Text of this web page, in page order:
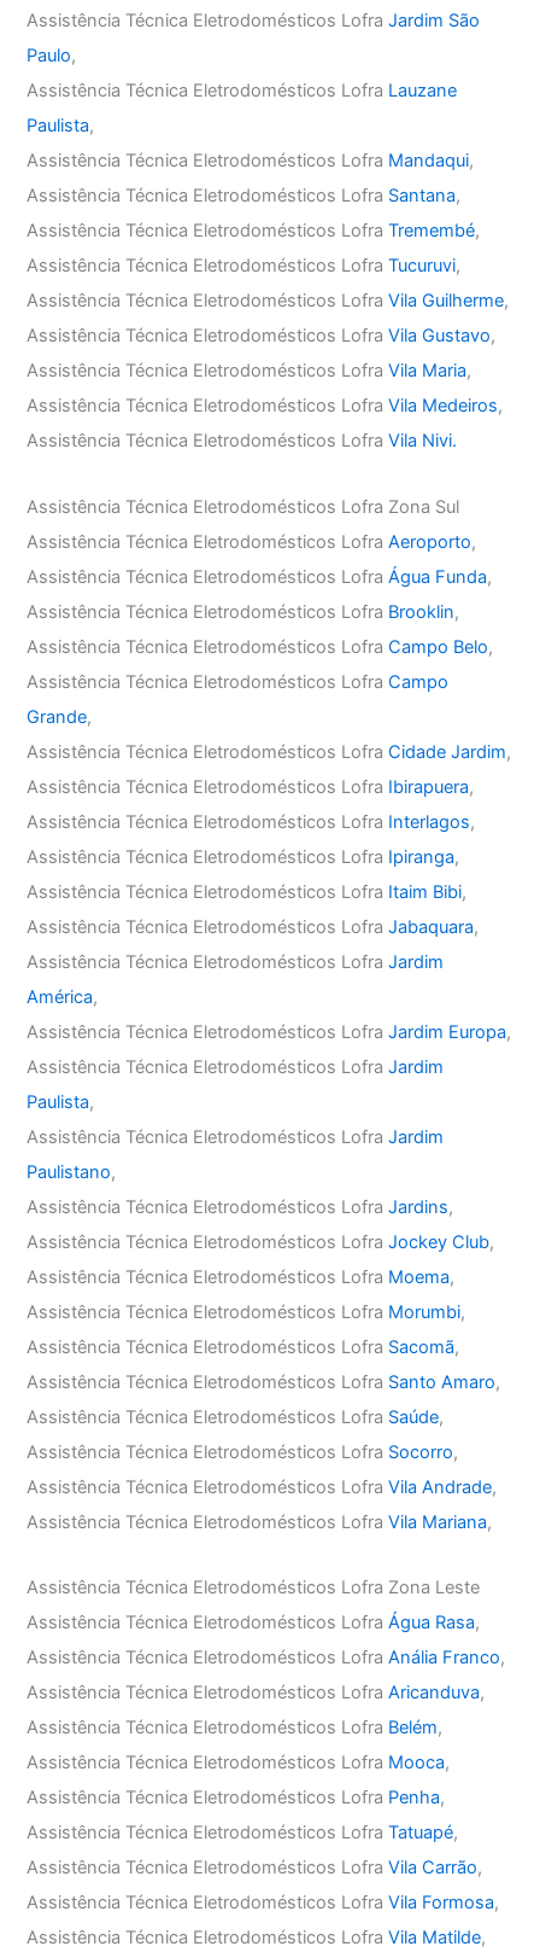
Assistência Técnica Eletrodomésticos LofraJardim São
Paulo,
Assistência Técnica Eletrodomésticos Lofra Lauzane
Paulista,
Assistência Técnica Eletrodomésticos Lofra Mandaqui,
Assistência Técnica Eletrodomésticos Lofra Santana,
Assistência Técnica Eletrodomésticos LofraTremembé,
Assistência Técnica Eletrodomésticos LofraTucuruvi,
Assistência Técnica Eletrodomésticos LofraVila Guilherme,
Assistência Técnica Eletrodomésticos LofraVila Gustavo,
Assistência Técnica Eletrodomésticos LofraVila Maria,
Assistência Técnica Eletrodomésticos LofraVila Medeiros,
Assistência Técnica Eletrodomésticos LofraVila Nivi.
Assistência Técnica Eletrodomésticos Lofra Zona Sul
Assistência Técnica Eletrodomésticos LofraAeroporto,
Assistência Técnica Eletrodomésticos LofraÁgua Funda,
Assistência Técnica Eletrodomésticos Lofra Brooklin,
Assistência Técnica Eletrodomésticos LofraCampo Belo,
Assistência Técnica Eletrodomésticos LofraCampo
Grande,
Assistência Técnica Eletrodomésticos LofraCidade Jardim,
Assistência Técnica Eletrodomésticos Lofra Ibirapuera,
Assistência Técnica Eletrodomésticos Lofra Interlagos,
Assistência Técnica Eletrodomésticos Lofra Ipiranga,
Assistência Técnica Eletrodomésticos Lofra Itaim Bibi,
Assistência Técnica Eletrodomésticos LofraJabaquara,
Assistência Técnica Eletrodomésticos LofraJardim
América,
Assistência Técnica Eletrodomésticos LofraJardim Europa,
Assistência Técnica Eletrodomésticos LofraJardim
Paulista,
Assistência Técnica Eletrodomésticos LofraJardim
Paulistano,
Assistência Técnica Eletrodomésticos LofraJardins,
Assistência Técnica Eletrodomésticos LofraJockey Club,
Assistência Técnica Eletrodomésticos Lofra Moema,
Assistência Técnica Eletrodomésticos Lofra Morumbi,
Assistência Técnica Eletrodomésticos Lofra Sacomã,
Assistência Técnica Eletrodomésticos Lofra Santo Amaro,
Assistência Técnica Eletrodomésticos Lofra Saúde,
Assistência Técnica Eletrodomésticos Lofra Socorro,
Assistência Técnica Eletrodomésticos LofraVila Andrade,
Assistência Técnica Eletrodomésticos LofraVila Mariana,
Assistência Técnica Eletrodomésticos Lofra Zona Leste
Assistência Técnica Eletrodomésticos LofraÁgua Rasa,
Assistência Técnica Eletrodomésticos LofraAnália Franco,
Assistência Técnica Eletrodomésticos LofraAricanduva,
Assistência Técnica Eletrodomésticos Lofra Belém,
Assistência Técnica Eletrodomésticos Lofra Mooca,
Assistência Técnica Eletrodomésticos Lofra Penha,
Assistência Técnica Eletrodomésticos LofraTatuapé,
Assistência Técnica Eletrodomésticos LofraVila Carrão,
Assistência Técnica Eletrodomésticos LofraVila Formosa,
Assistência Técnica Eletrodomésticos LofraVila Matilde,